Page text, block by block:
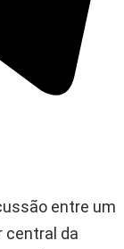
entre um
central da